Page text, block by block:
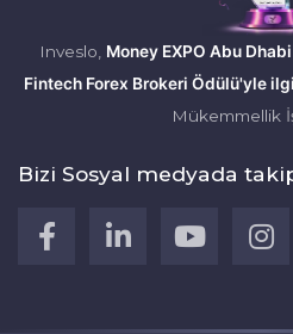
Inveslo, Money EXPO Abu
Fintech Forex Brokeri Ödülü'yle
Mükemmellik
Bizi Sosyal medyada